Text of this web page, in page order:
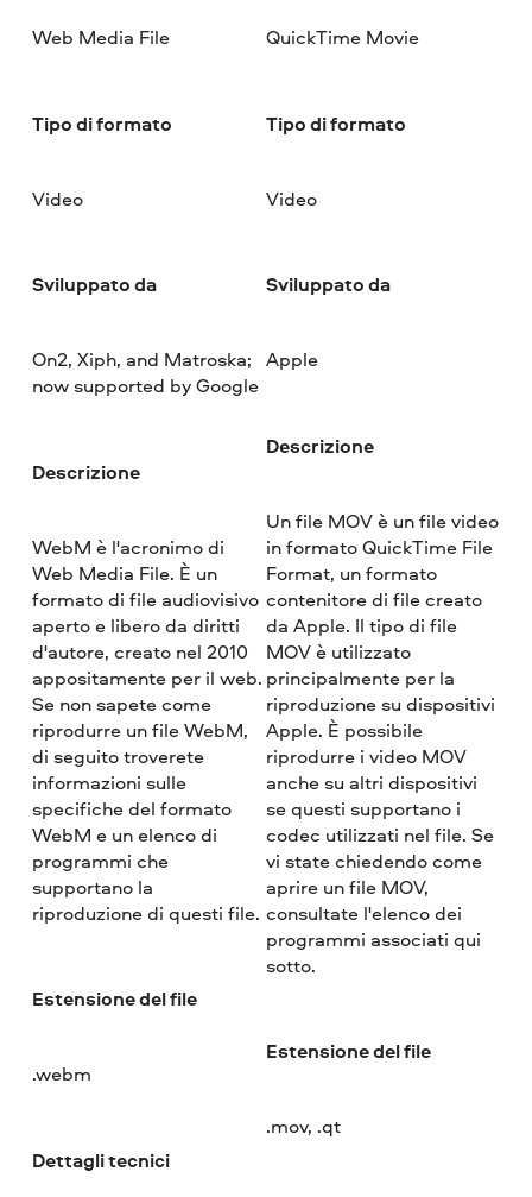
Web Media File
Tipo di formato
Video
Sviluppato da
On2, Xiph, and Matroska;
now supported by Google
Descrizione
WebM è l'acronimo di
Web Media File. È un
formato di file audiovisivo
aperto e libero da diritti
d'autore, creato nel 2010
appositamente per il web.
Se non sapete come
riprodurre un file WebM,
di seguito troverete
informazioni sulle
specifiche del formato
WebM e un elenco di
programmi che
supportano la
riproduzione di questi file.
Estensione del file
.webm
Dettagli tecnici
QuickTime Movie
Tipo di formato
Video
Sviluppato da
Apple
Descrizione
Un file MOV è un file video
in formato QuickTime File
Format, un formato
contenitore di file creato
da Apple. Il tipo di file
MOV è utilizzato
principalmente per la
riproduzione su dispositivi
Apple. È possibile
riprodurre i video MOV
anche su altri dispositivi
se questi supportano i
codec utilizzati nel file. Se
vi state chiedendo come
aprire un file MOV,
consultate l'elenco dei
programmi associati qui
sotto.
Estensione del file
.mov, .qt